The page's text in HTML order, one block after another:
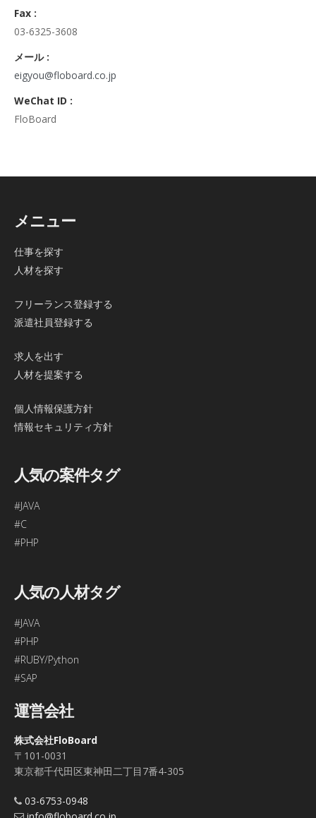
メールアドレス: info@floboard.co.jp TEL: 03-6753-0948
ールデンウィークを除く)
6. 個人情報における任意性について
個人情報のご提供は、ご本人の任意です。ただし、必須項目を
ご入力頂けない場合は本フォームをご利用頂けませんので、ご
了承ください。
Fax :
03-6325-3608
メール :
eigyou@floboard.co.jp
WeChat ID :
FloBoard
メニュー
仕事を探す
人材を探す
フリーランス登録する
派遣社員登録する
求人を出す
人材を提案する
個人情報保護方針
情報セキュリティ方針
人気の案件タグ
#JAVA
#C
#PHP
人気の人材タグ
#JAVA
#PHP
#RUBY/Python
#SAP
運営会社
株式会社FloBoard
〒101-0031
東京都千代田区東神田二丁目7番4-305
03-6753-0948